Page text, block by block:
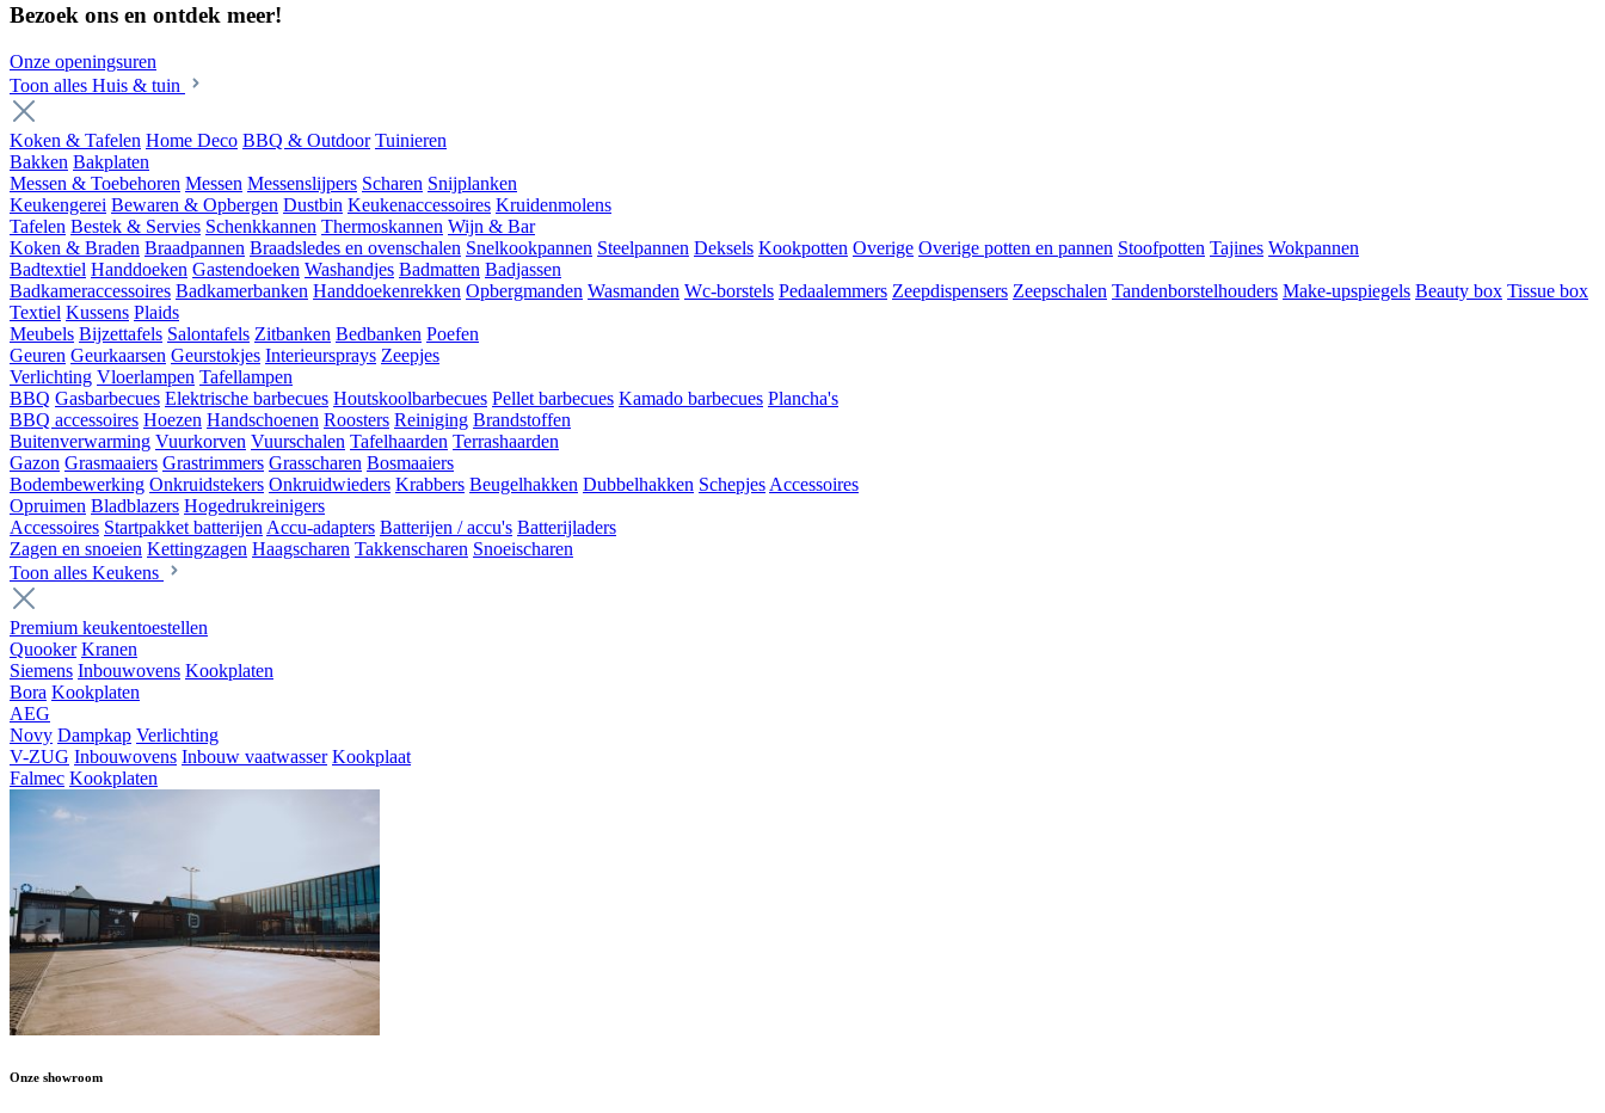
Bezoek ons en ontdek meer!
Onze openingsuren
Toon alles Huis & tuin
Koken & Tafelen Home Deco BBQ & Outdoor Tuinieren
Bakken Bakplaten
Messen & Toebehoren Messen Messenslijpers Scharen Snijplanken
Keukengerei Bewaren & Opbergen Dustbin Keukenaccessoires Kruidenmolens
Tafelen Bestek & Servies Schenkkannen Thermoskannen Wijn & Bar
Koken & Braden Braadpannen Braadsledes en ovenschalen Snelkookpannen Steelpannen Deksels Kookpotten Overige Overige potten en pannen Stoofpotten Tajines Wokpannen
Badtextiel Handdoeken Gastendoeken Washandjes Badmatten Badjassen
Badkameraccessoires Badkamerbanken Handdoekenrekken Opbergmanden Wasmanden Wc-borstels Pedaalemmers Zeepdispensers Zeepschalen Tandenborstelhouders Make-upspiegels Beauty box Tissue box
Textiel Kussens Plaids
Meubels Bijzettafels Salontafels Zitbanken Bedbanken Poefen
Geuren Geurkaarsen Geurstokjes Interieursprays Zeepjes
Verlichting Vloerlampen Tafellampen
BBQ Gasbarbecues Elektrische barbecues Houtskoolbarbecues Pellet barbecues Kamado barbecues Plancha's
BBQ accessoires Hoezen Handschoenen Roosters Reiniging Brandstoffen
Buitenverwarming Vuurkorven Vuurschalen Tafelhaarden Terrashaarden
Gazon Grasmaaiers Grastrimmers Grasscharen Bosmaaiers
Bodembewerking Onkruidstekers Onkruidwieders Krabbers Beugelhakken Dubbelhakken Schepjes Accessoires
Opruimen Bladblazers Hogedrukreinigers
Accessoires Startpakket batterijen Accu-adapters Batterijen / accu's Batterijladers
Zagen en snoeien Kettingzagen Haagscharen Takkenscharen Snoeischaren
Toon alles Keukens
Premium keukentoestellen
Quooker Kranen
Siemens Inbouwovens Kookplaten
Bora Kookplaten
AEG
Novy Dampkap Verlichting
V-ZUG Inbouwovens Inbouw vaatwasser Kookplaat
Falmec Kookplaten
Onze showroom